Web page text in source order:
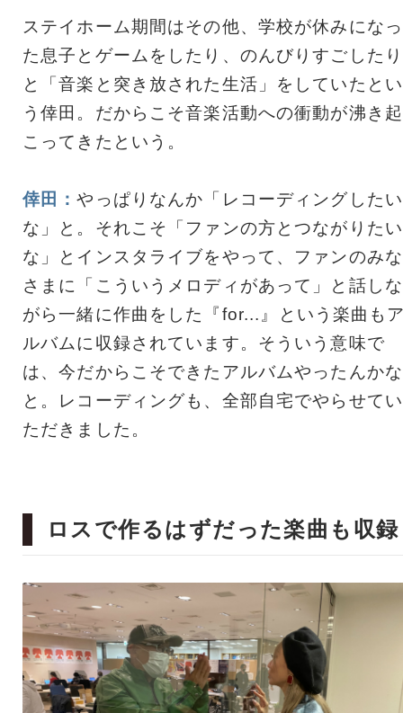
ステイホーム期間はその他、学校が休みになっ
た息子とゲームをしたり、のんびりすごしたり
と「音楽と突き放された生活」をしていたとい
う倖田。だからこそ音楽活動への衝動が沸き起
こってきたという。
倖田：やっぱりなんか「レコーディングしたい
な」と。それこそ「ファンの方とつながりたい
な」とインスタライブをやって、ファンのみな
さまに「こういうメロディがあって」と話しな
がら一緒に作曲をした『for...』という楽曲も
ルバムに収録されています。そういう意味で
は、今だからこそできたアルバムやったんかな
と。レコーディングも、全部自宅でやらせてい
ただきました。
ロスで作るはずだった楽曲も収録